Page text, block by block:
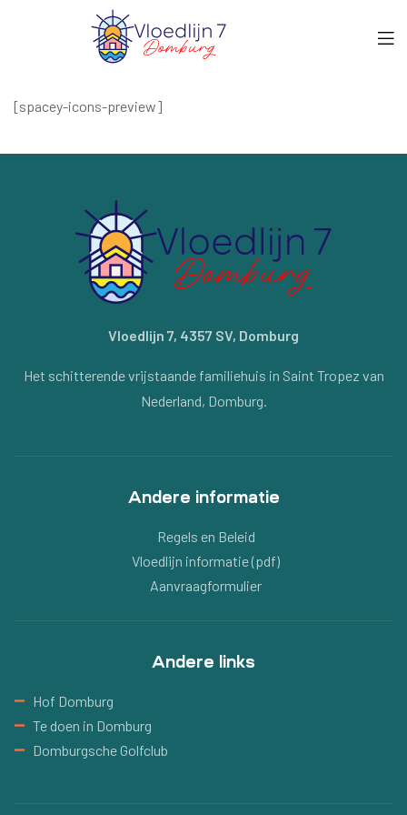
[spacey-icons-preview]
Vloedlijn 7, 4357 SV, Domburg
Het schitterende vrijstaande familiehuis in Saint Tropez van
Nederland, Domburg.
Andere informatie
Regels en Beleid
Vloedlijn informatie (pdf)
Aanvraagformulier
Andere links
Hof Domburg
Te doen in Domburg
Domburgsche Golfclub